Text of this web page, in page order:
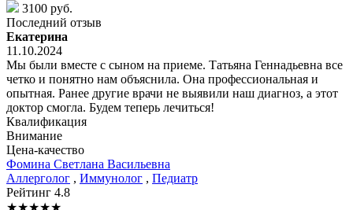
3100 руб.
Последний отзыв
Екатерина
11.10.2024
Мы были вместе с сыном на приеме. Татьяна Геннадьевна все
четко и понятно нам объяснила. Она профессиональная и
опытная. Ранее другие врачи не выявили наш диагноз, а этот
доктор смогла. Будем теперь лечиться!
Квалификация
Внимание
Цена-качество
Фомина Светлана Васильевна
Аллерголог , Иммунолог , Педиатр
Рейтинг 4.8
★★★★★